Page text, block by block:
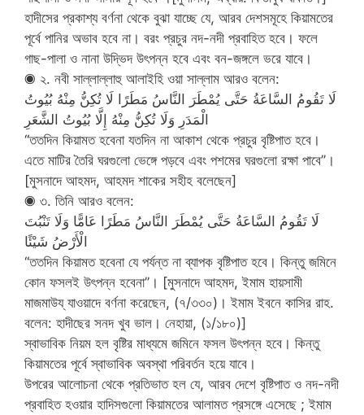
হাদীসের প্রকাশ্য বর্ণনা থেকে বুঝা যাচ্ছে যে, আরব দেশসমূহে কিয়ামতের
পূর্বে পানির অভাব হবে না। বরং প্রচুর নদ-নদী প্রবাহিত হবে। ফলে
গাছ-পালা ও নানা উদ্ভিদ উৎপন্ন হবে এবং বন-জঙ্গলে ভরে যাবে।
◉ ২. নবী সাল্লাল্লাহু আলাইহি ওয়া সাল্লাম আরও বলেন:
لَا تَقُومُ السَّاعَةُ حَتَّى يُمْطَرَ النَّاسُ مَطَرًا لَا تُكِنُّ مِنْهُ بُيُوتُ
الْمَدَرِ وَلَا تُكِنُّ مِنْهُ إِلَّا بُيُوتُ الشَّعَرِ
‘‘ততদিন কিয়ামত হবেনা যতদিন না আকাশ থেকে প্রচুর বৃষ্টিপাত হবে।
এতে মাটির তৈরি ঘরগুলো ভেঙ্গে পড়বে এবং পশমের ঘরগুলো রক্ষা পাবে’’।
[মুসনাদে আহমদ, আহমদ শাকের সহীহ বলেছেন]
◉ ৩. তিনি আরও বলেন:
لَا تَقُومُ السَّاعَةُ حَتَّى يُمْطَرَ النَّاسُ مَطَرًا عَامًّا وَلَا تَنْبُتَ
الْأَرْضُ شَيْئًا
‘‘ততদিন কিয়ামত হবেনা যে পর্যন্ত না ব্যাপক বৃষ্টিপাত হবে। কিন্তু জমিনে
কোন ফসলই উৎপন্ন হবেনা’’। [মুসনাদে আহমদ, ইমাম হায়সামী
মাজমাউয্ যাওয়াদে বর্ণনা করেছেন, (৭/৩৩০)। ইমাম ইবনে কাসির রাহ.
বলেন: হাদীছের সনদ খুব ভাল। নেহায়া, (১/১৮০)]
স্বাভাবিক নিয়ম হল বৃষ্টির মাধ্যমে জমিনে ফসল উৎপন্ন হবে। কিন্তু
কিয়ামতের পূর্বে স্বাভাবিক অবস্থা পরিবর্তন হয়ে যাবে।
উপরের আলোচনা থেকে প্রতিভাত হল যে, আরব দেশে বৃষ্টিপাত ও নদ-নদী
প্রবাহিত হওয়ার হাদিসগুলো কিয়ামতের আলামত প্রসঙ্গে এসেছে ; ইমাম